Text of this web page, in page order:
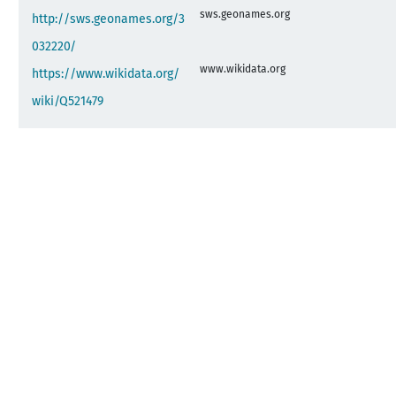
http://sws.geonames.org/3
032220/
sws.geonames.org
https://www.wikidata.org/
wiki/Q521479
www.wikidata.org